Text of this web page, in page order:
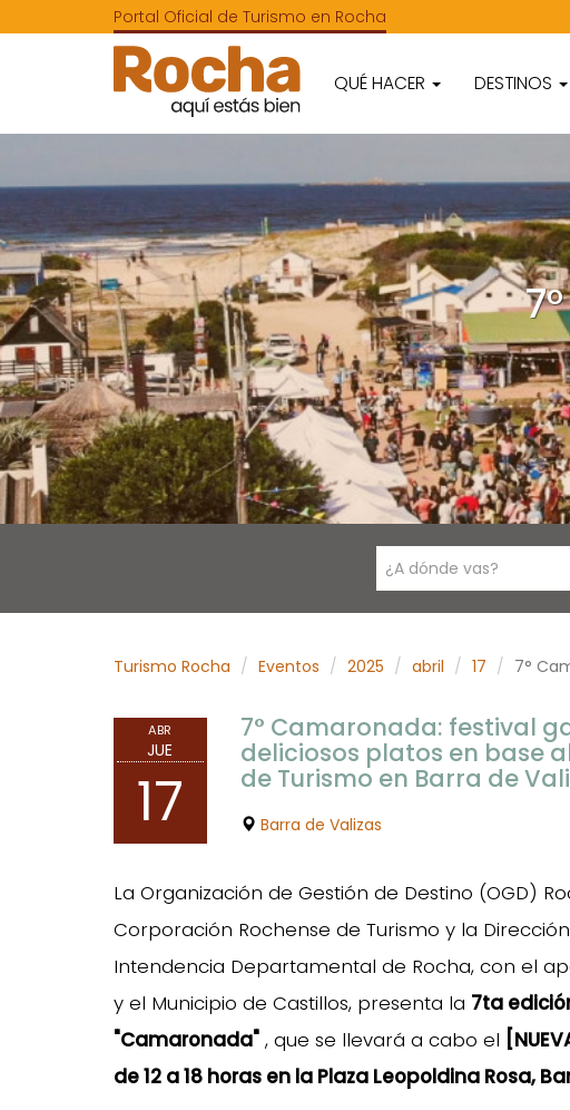
Portal Oficial de Turismo en Rocha
QUÉ HACER DESTINOS
¿A dónde vas?
Turismo Rocha Eventos 2025 abril 17 7°
ABR
JUE
17
7° Camaronada: festival
deliciosos platos en base
de Turismo en Barra de
Barra de Valizas
La Organización de Gestión de Destino (OGD)
Corporación Rochense de Turismo y la
Intendencia Departamental de Rocha, con el
y el Municipio de Castillos, presenta la 7ta
"Camaronada" , que se llevará a cabo el
de 12 a 18 horas en la Plaza Leopoldina Rosa,